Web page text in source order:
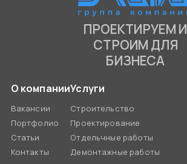
ПРОЕКТИРУЕМ И
СТРОИМ ДЛЯ
БИЗНЕСА
О компании
Вакансии
Портфолио
Статьи
Контакты
Услуги
Строительство
Проектирование
Отдельчные работы
Демонтажные работы